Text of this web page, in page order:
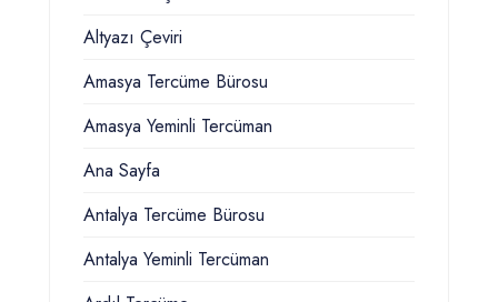
Altyazı Çeviri
Amasya Tercüme Bürosu
Amasya Yeminli Tercüman
Ana Sayfa
Antalya Tercüme Bürosu
Antalya Yeminli Tercüman